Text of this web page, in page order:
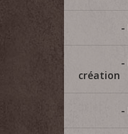
création